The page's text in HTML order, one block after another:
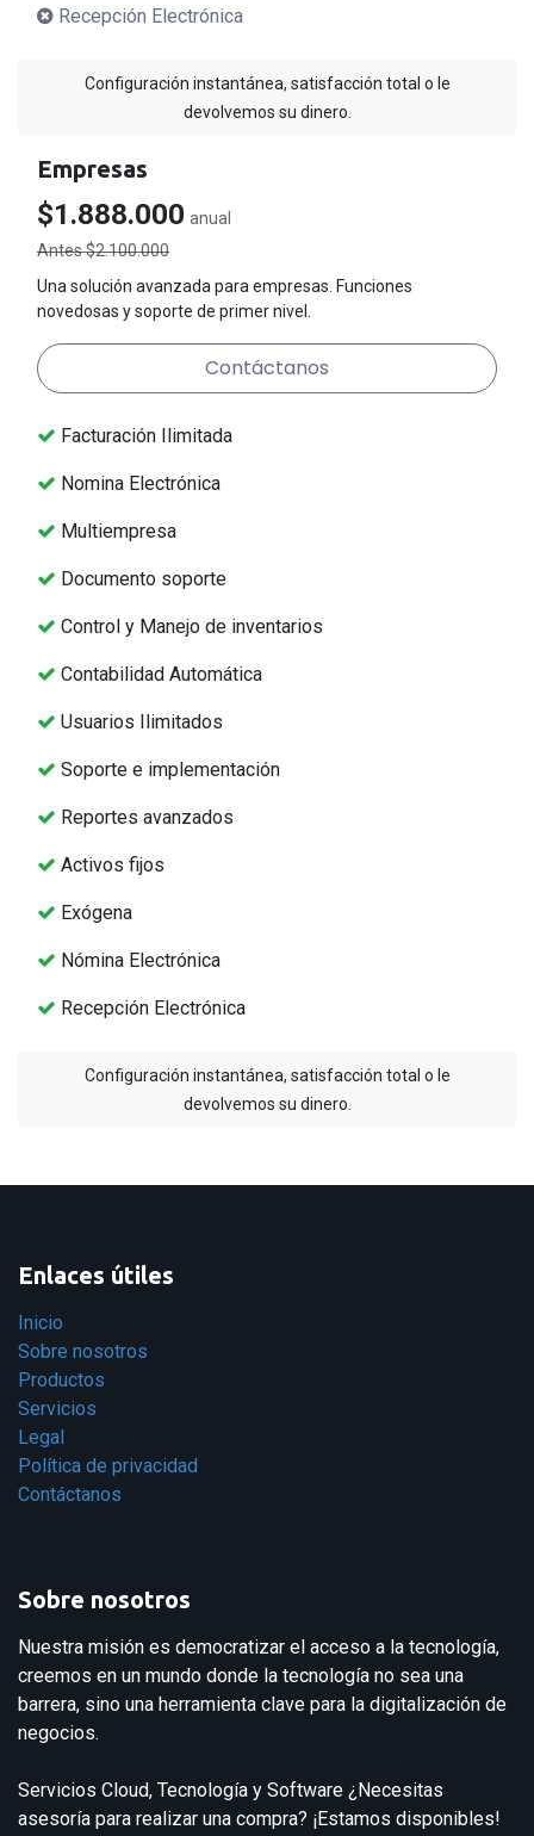
Recepción Electrónica
Configuración instantánea, satisfacción total o le
devolvemos su dinero.
Empresas
$1.888.000 anual
Antes $2.100.000
Una solución avanzada para empresas. Funciones
novedosas y soporte de primer nivel.
Contáctanos
Facturación Ilimitada
Nomina Electrónica
Multiempresa
Documento soporte
Control y Manejo de inventarios
Contabilidad Automática
Usuarios Ilimitados
Soporte e implementación
Reportes avanzados
Activos fijos
Exógena
Nómina Electrónica
Recepción Electrónica
Configuración instantánea, satisfacción total o le
devolvemos su dinero.
Enlaces útiles
Inicio
Sobre nosotros
Productos
Servicios
Legal
Política de privacidad
Contáctanos
Sobre nosotros
Nuestra misión es democratizar el acceso a la tecnología,
creemos en un mundo donde la tecnología no sea una
barrera, sino una herramienta clave para la digitalización de
negocios.
Servicios Cloud, Tecnología y Software ¿Necesitas
asesoría para realizar una compra? ¡Estamos disponibles!